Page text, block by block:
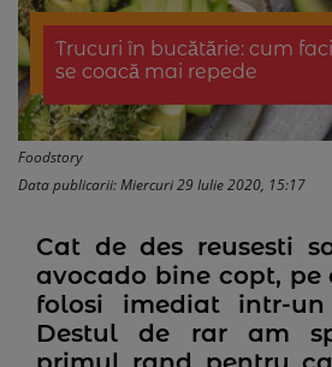
Trucuri în bucătărie: cum
se coacă mai repede
Foodstory
Data publicarii: Miercuri 29 Iulie 2020, 15:17
Cat de des reusesti
avocado bine copt, pe
folosi imediat intr-un
Destul de rar am